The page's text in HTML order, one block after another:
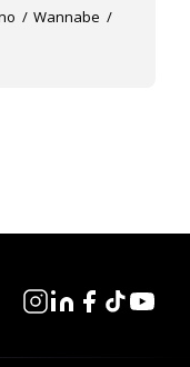
Wannabe